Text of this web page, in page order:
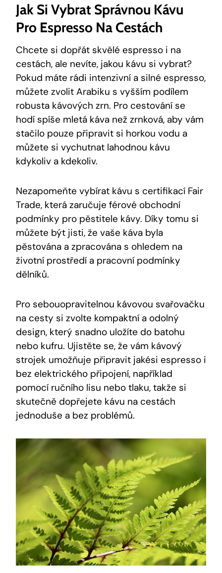
Jak Si Vybrat Správnou Kávu
Pro Espresso Na Cestách
Chcete si dopřát skvělé espresso i na
cestách, ale nevíte, jakou kávu si vybrat?
Pokud máte rádi intenzivní a silné espresso,
můžete zvolit Arabiku s vyšším podílem
robusta kávových zrn. Pro cestování se
hodí spíše mletá káva než zrnková, aby vám
stačilo pouze připravit si horkou vodu a
můžete si vychutnat lahodnou kávu
kdykoliv a kdekoliv.
Nezapomeňte vybírat kávu s certifikací Fair
Trade, která zaručuje férové obchodní
podmínky pro pěstitele kávy. Díky tomu si
můžete být jisti, že vaše káva byla
pěstována a zpracována s ohledem na
životní prostředí a pracovní podmínky
dělníků.
Pro sebouopravitelnou kávovou svařovačku
na cesty si zvolte kompaktní a odolný
design, který snadno uložíte do batohu
nebo kufru. Ujistěte se, že vám kávový
strojek umožňuje připravit jakési espresso i
bez elektrického připojení, například
pomocí ručního lisu nebo tlaku, takže si
skutečně dopřejete kávu na cestách
jednoduše a bez problémů.